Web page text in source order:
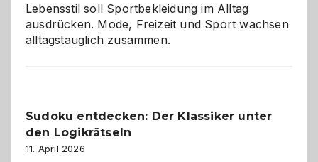
Lebensstil soll Sportbekleidung im Alltag
ausdrücken. Mode, Freizeit und Sport wachsen
alltagstauglich zusammen.
Sudoku entdecken: Der Klassiker unter
den Logikrätseln
11. April 2026